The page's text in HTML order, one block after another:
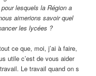
pour lesquels la Région a
aimerions savoir quel
les lycées ?
ce que, moi, j’ai à faire,
utile c’est de vous aider
Le travail quand on s